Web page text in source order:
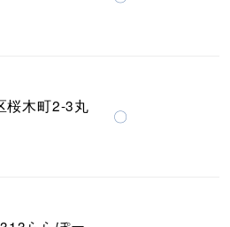
桜木町2-3丸
〇